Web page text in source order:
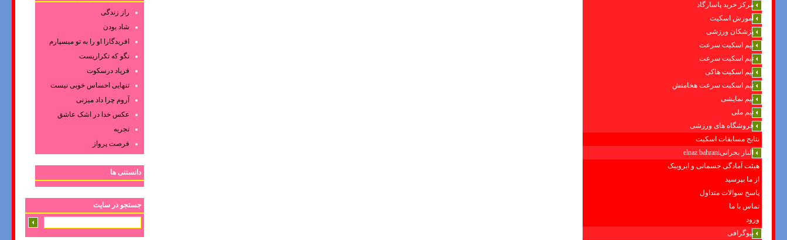
مرکز خرید پاسارگاد
آموزش اسکیت
پزشکان ورزشی
تیم اسکیت سرعت
تیم اسکیت سرعت
تیم اسکیت هاکی
تیم اسکیت سرعت هخامنش
تیم نمایشی
تیم ملی
فروشگاه های ورزشی
نتایج مسابقات اسکیت
الناز بحرانیelnaz bahrani
هیئت آمادگی جسمانی و ایروبیک
از ما بپرسید
پاسخ سوالات متداول
تماس با ما
ورود
بیوگرافی
راز زندگی
شاد بودن
افریدگارا او را به تو میسپارم
نگو که تکراریست
فریاد درسکوت
تنهایی احساس خوبی نیست
آروم چرا داد میزنی
عکس‌ خدا در اشک‌ عاشق‌
تجربه
فرصت پرواز
دانستنی ها
جستجو در سایت